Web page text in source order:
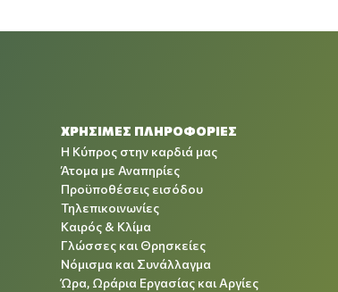
ΧΡΉΣΙΜΕΣ ΠΛΗΡΟΦΟΡΊΕΣ
Η Κύπρος στην καρδιά μας
Άτομα με Αναπηρίες
Προϋποθέσεις εισόδου
Τηλεπικοινωνίες
Καιρός & Κλίμα
Γλώσσες και Θρησκείες
Νόμισμα και Συνάλλαγμα
Ώρα, Ωράρια Εργασίας και Αργίες